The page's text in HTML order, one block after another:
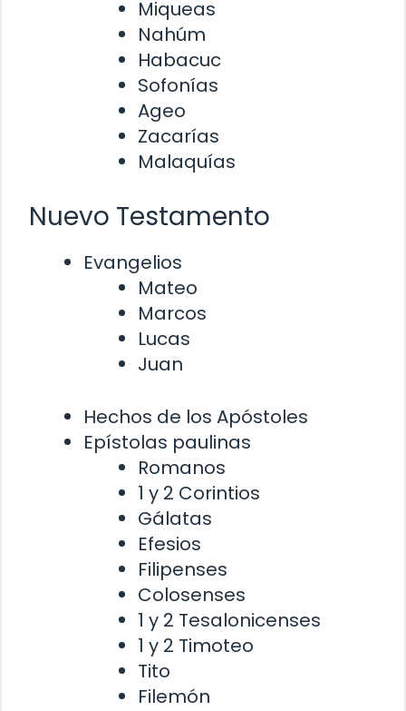
Miqueas
Nahúm
Habacuc
Sofonías
Ageo
Zacarías
Malaquías
Nuevo Testamento
Evangelios
Mateo
Marcos
Lucas
Juan
Hechos de los Apóstoles
Epístolas paulinas
Romanos
1 y 2 Corintios
Gálatas
Efesios
Filipenses
Colosenses
1 y 2 Tesalonicenses
1 y 2 Timoteo
Tito
Filemón